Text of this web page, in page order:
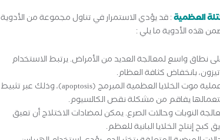
العظمية: قد يؤدي الاستمرار في تناول مجموعة من الأدوية
هذه الأدوية ما يلي :
نطاق واسع لمعالجة العديد من الأمراض. يرتبط الاستخدام
بانخفاض كثافة العظام.
الكورتيكوستيرويدات: تعمل هذه الأدوية على زيادة عملية موت الخلايا العظمية المبرمج (apoptosis)، وذلك عبر تثبيط
يفاقم من مشكلة نقص الكالسيوم.
النوبات وحالات الصرع. يمكن لمضادات الاختلاج أن تعيق
إنتاج الخلايا البانية للعظم.